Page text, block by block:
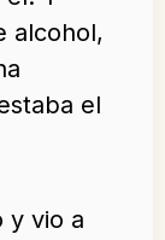
alcohol,
el
y vio a